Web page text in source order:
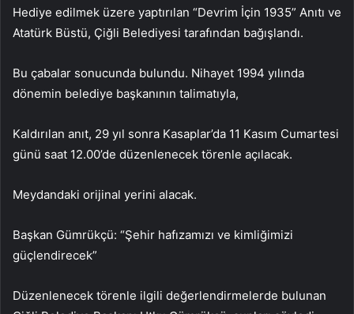
Hediye edilmek üzere yaptırılan “Devrim İçin 1935” Anıtı ve
Atatürk Büstü, Çiğli Belediyesi tarafından bağışlandı.
Bu çabalar sonucunda bulundu. Nihayet 1994 yılında
dönemin belediye başkanının talimatıyla,
Kaldırılan anıt, 29 yıl sonra Kasaplar’da 11 Kasım Cumartesi
günü saat 12.00’de düzenlenecek törenle açılacak.
Meydandaki orijinal yerini alacak.
Başkan Gümrükçü: “Şehir hafızamızı ve kimliğimizi
güçlendirecek”
Düzenlenecek törenle ilgili değerlendirmelerde bulunan